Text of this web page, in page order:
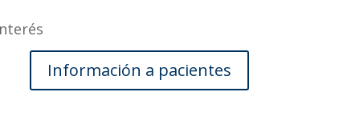
Información a pacientes